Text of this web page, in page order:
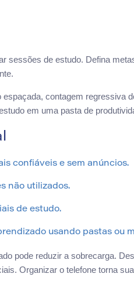
sessões de estudo. Defina
contagem regressiva
em uma pasta de
confiáveis e sem anúncios.
não utilizados.
de estudo.
usando pastas ou
pode reduzir a sobrecarga.
Organizar o telefone torna